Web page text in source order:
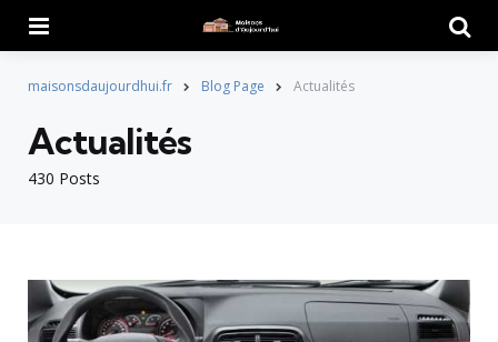
maisonsdaujourdhui.fr Blog Page Actualités
430 Posts
Actualités